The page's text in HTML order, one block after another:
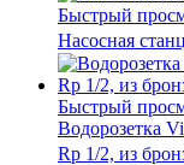
Быстрый
Насосная
Быстрый
Водорозетка
Rp 1/2, из